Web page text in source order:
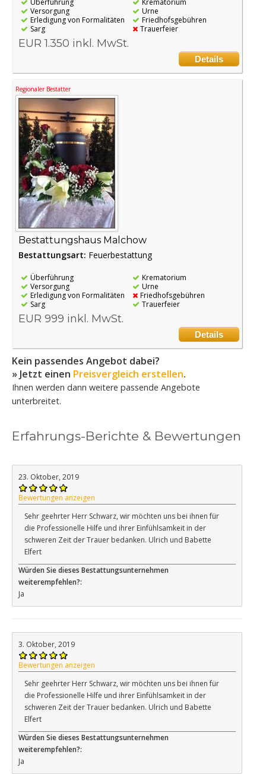
Überführung
Versorgung
Erledigung von Formalitäten
Sarg
Krematorium
Urne
Friedhofsgebühren
Trauerfeier
EUR 1.350 inkl. MwSt.
Details
Regionaler Bestatter
Bestattungshaus Malchow
Bestattungsart: Feuerbestattung
Überführung
Versorgung
Erledigung von Formalitäten
Sarg
Krematorium
Urne
Friedhofsgebühren
Trauerfeier
EUR 999 inkl. MwSt.
Details
Kein passendes Angebot dabei?
» Jetzt einen Preisvergleich erstellen.
Ihnen werden dann weitere passende Angebote
unterbreitet.
Erfahrungs-Berichte & Bewertungen
23. Oktober, 2019
Bewertungen anzeigen
Sehr geehrter Herr Schwarz, wir möchten uns bei ihnen für
die Professionelle Hilfe und ihrer Einfühlsamkeit in der
schweren Zeit der Trauer bedanken. Ulrich und Babette
Elfert
Würden Sie dieses Bestattungsunternehmen
weiterempfehlen?:
Ja
3. Oktober, 2019
Bewertungen anzeigen
Sehr geehrter Herr Schwarz, wir möchten uns bei ihnen für
die Professionelle Hilfe und ihrer Einfühlsamkeit in der
schweren Zeit der Trauer bedanken. Ulrich und Babette
Elfert
Würden Sie dieses Bestattungsunternehmen
weiterempfehlen?:
Ja